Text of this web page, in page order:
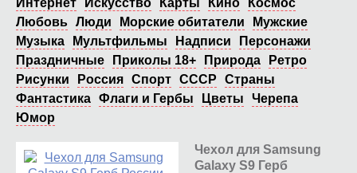
Любовь Люди Морские обитатели
Мужские
Музыка
Мультфильмы Надписи
Персонажи
Праздничные
Приколы 18+ Природа
Ретро
Рисунки
Россия Спорт СССР
Страны
Фантастика Флаги и Гербы Цветы
Черепа
Юмор
Чехол для Samsung
Galaxy S9 Герб